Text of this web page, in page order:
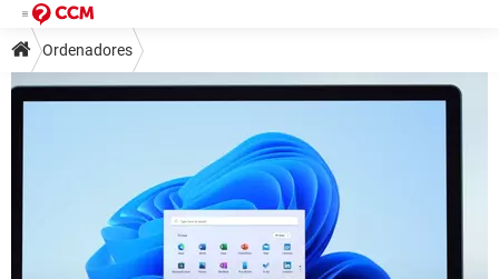
Ordenadores